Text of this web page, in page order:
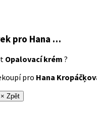
pro Hana …
Opalovací krém ?
pro Hana
× Zpět